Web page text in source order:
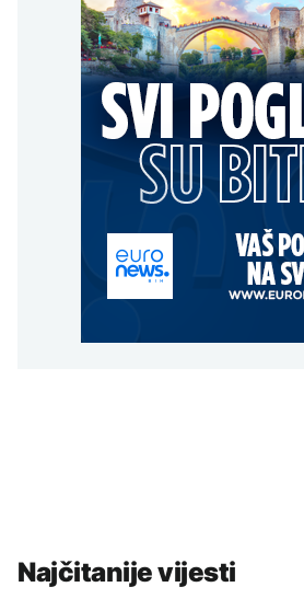
Najčitanije vijesti